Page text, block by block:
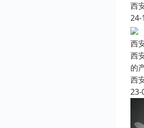
西
24-
西
西
的
西
23-